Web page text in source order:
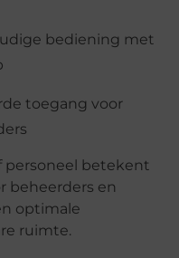
bediening met
toegang voor
personeel betekent
beheerders en
optimale
ruimte.